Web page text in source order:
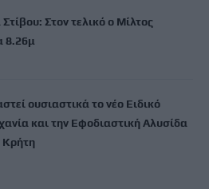
Στον τελικό ο Μίλτος
8.26μ
ουσιαστικά το νέο Ειδικό
και την Εφοδιαστική Αλυσίδα
Κρήτη